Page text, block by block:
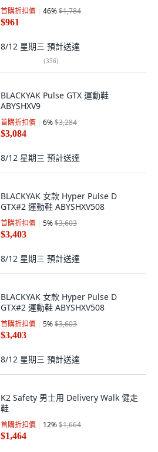
首購折扣價 46%$1,784
$961
8/12 星期三 預計送達
(356)
BLACKYAK Pulse GTX 運動鞋
ABYSHXV9
首購折扣價 6%$3,284
$3,084
8/12 星期三 預計送達
BLACKYAK 女款 Hyper Pulse D
GTX#2 運動鞋 ABYSHXV508
首購折扣價 5%$3,603
$3,403
8/12 星期三 預計送達
BLACKYAK 女款 Hyper Pulse D
GTX#2 運動鞋 ABYSHXV508
首購折扣價 5%$3,603
$3,403
8/12 星期三 預計送達
K2 Safety 男士用 Delivery Walk 健走
鞋
首購折扣價 12%$1,664
$1,464